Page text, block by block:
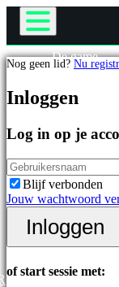
Uitgelichte
games
Nieuwe
uitgaven
Gratis
te
spelen
Categorieën
De game
Gameplay
Nieuws
Forums
Winkel
Registreren
Nog geen lid? Nu
Inloggen
Log in op je
Blijf verbonden
Jouw wachtwoord
Inloggen
of start sessie met: